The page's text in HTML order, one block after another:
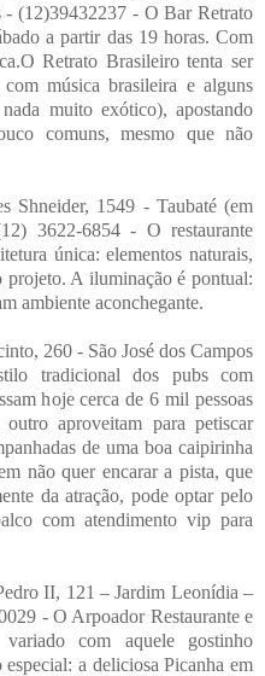
- (12)39432237 - O Bar Retrato
a partir das 19 horas. Com
Retrato Brasileiro tenta ser
música brasileira e alguns
muito exótico), apostando
comuns, mesmo que não
Shneider, 1549 - Taubaté (em
3622-6854 - O restaurante
única: elementos naturais,
projeto. A iluminação é pontual:
ambiente aconchegante.
260 - São José dos Campos
tradicional dos pubs com
hoje cerca de 6 mil pessoas
aproveitam para petiscar
de uma boa caipirinha
não quer encarar a pista, que
da atração, pode optar pelo
com atendimento vip para
II, 121 – Jardim Leonídia –
- O Arpoador Restaurante e
com aquele gostinho
a deliciosa Picanha em